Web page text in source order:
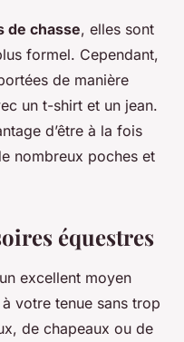
de chasse, elles sont
formel. Cependant,
de manière
un t-shirt et un jean.
d’être à la fois
nombreux poches et
équestres
excellent moyen
votre tenue sans trop
de chapeaux ou de